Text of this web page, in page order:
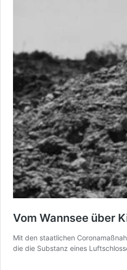
Vom Wannsee über
Mit den staatlichen
die die Substanz eines